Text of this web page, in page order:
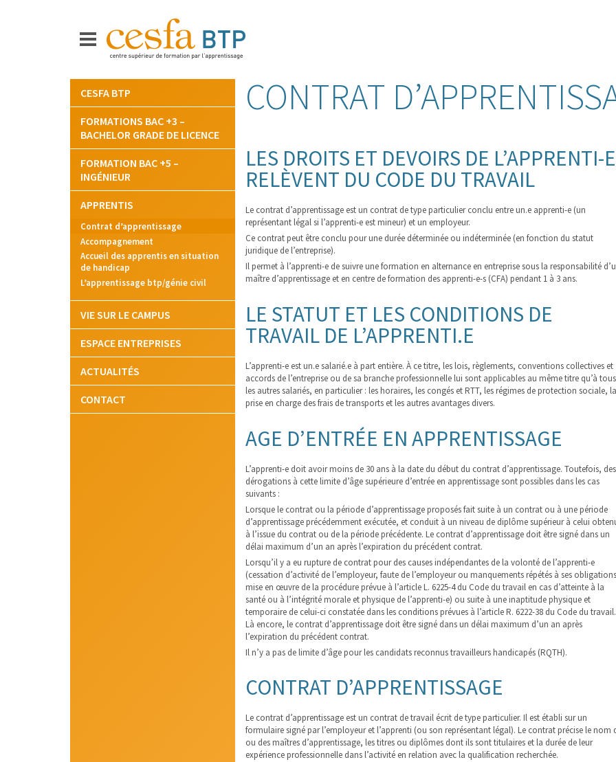
CESFA BTP
FORMATIONS BAC +3 –
BACHELOR GRADE DE LICENCE
FORMATION BAC +5 –
INGÉNIEUR
APPRENTIS
Contrat d’apprentissage
Accompagnement
Accueil des apprentis en situation
de handicap
L’apprentissage btp/génie civil
VIE SUR LE CAMPUS
ESPACE ENTREPRISES
ACTUALITÉS
CONTACT
CONTRAT
LES DROITS ET DEVOIRS DE L’APPRENTI-E
RELÈVENT DU CODE DU TRAVAIL
Le contrat d’apprentissage est un contrat de type particulier conclu entre un.e apprenti-e (un
représentant légal si l’apprenti-e est mineur) et un employeur.
Ce contrat peut être conclu pour une durée déterminée ou indéterminée (en fonction du statut
juridique de l’entreprise).
Il permet à l’apprenti-e de suivre une formation en alternance en entreprise sous la responsabilité
maître d’apprentissage et en centre de formation des apprenti-e-s (CFA) pendant 1 à 3 ans.
LE STATUT ET LES CONDITIONS DE
TRAVAIL DE L’APPRENTI.E
L’apprenti-e est un.e salarié.e à part entière. À ce titre, les lois, règlements, conventions collectives et
accords de l’entreprise ou de sa branche professionnelle lui sont applicables au même titre qu’à tous
les autres salariés, en particulier : les horaires, les congés et RTT, les régimes de protection sociale, la
prise en charge des frais de transports et les autres avantages divers.
AGE D’ENTRÉE EN APPRENTISSAGE
L’apprenti-e doit avoir moins de 30 ans à la date du début du contrat d’apprentissage. Toutefois, des
dérogations à cette limite d’âge supérieure d’entrée en apprentissage sont possibles dans les cas
suivants :
Lorsque le contrat ou la période d’apprentissage proposés fait suite à un contrat ou à une période
d’apprentissage précédemment exécutée, et conduit à un niveau de diplôme supérieur à celui
à l’issue du contrat ou de la période précédente. Le contrat d’apprentissage doit être signé dans un
délai maximum d’un an après l’expiration du précédent contrat.
Lorsqu’il y a eu rupture de contrat pour des causes indépendantes de la volonté de l’apprenti-e
(cessation d’activité de l’employeur, faute de l’employeur ou manquements répétés à ses
mise en œuvre de la procédure prévue à l’article L. 6225-4 du Code du travail en cas d’atteinte à la
santé ou à l’intégrité morale et physique de l’apprenti-e) ou suite à une inaptitude physique et
temporaire de celui-ci constatée dans les conditions prévues à l’article R. 6222-38 du Code du travail.
Là encore, le contrat d’apprentissage doit être signé dans un délai maximum d’un an après
l’expiration du précédent contrat.
Il n’y a pas de limite d’âge pour les candidats reconnus travailleurs handicapés (RQTH).
CONTRAT D’APPRENTISSAGE
Le contrat d’apprentissage est un contrat de travail écrit de type particulier. Il est établi sur un
formulaire signé par l’employeur et l’apprenti (ou son représentant légal). Le contrat précise le nom
ou des maîtres d’apprentissage, les titres ou diplômes dont ils sont titulaires et la durée de leur
expérience professionnelle dans l’activité en relation avec la qualification recherchée.